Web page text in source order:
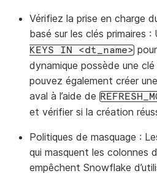
Vérifiez la prise en charge
basé sur les clés primaires :
KEYS
IN <dt_name>
dynamique possède une
pouvez également créer
aval à l’aide de
et vérifier si la création
Politiques de masquage :
qui masquent les colonnes
empêchent Snowflake